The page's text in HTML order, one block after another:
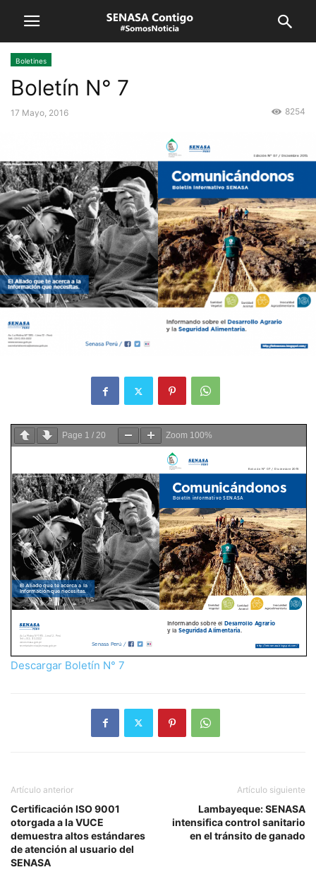
Boletines
Boletín N° 7
17 Mayo, 2016 8254
Page 1 / 20 Zoom 100%
Descargar Boletín N° 7
Artículo anterior
Certificación ISO 9001
otorgada a la VUCE
demuestra altos estándares
de atención al usuario del
SENASA
Artículo siguiente
Lambayeque: SENASA
intensifica control sanitario
en el tránsito de ganado